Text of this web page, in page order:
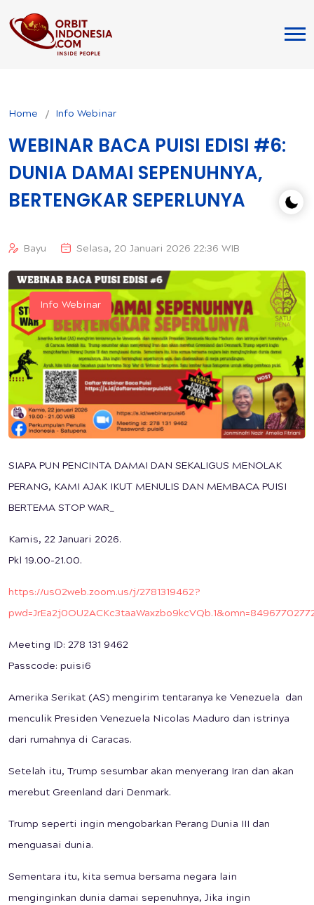
Home Info Webinar
WEBINAR BACA PUISI EDISI #6:
DUNIA DAMAI SEPENUHNYA,
BERTENGKAR SEPERLUNYA
Bayu Selasa, 20 Januari 2026 22:36 WIB
Info Webinar
SIAPA PUN PENCINTA DAMAI DAN SEKALIGUS MENOLAK
PERANG, KAMI AJAK IKUT MENULIS DAN MEMBACA PUISI
BERTEMA STOP WAR_
Kamis, 22 Januari 2026.
Pkl 19.00-21.00.
https://us02web.zoom.us/j/2781319462?
Meeting ID: 278 131 9462
Passcode: puisi6
Amerika Serikat (AS) mengirim tentaranya ke Venezuela dan
menculik Presiden Venezuela Nicolas Maduro dan istrinya
dari rumahnya di Caracas.
Setelah itu, Trump sesumbar akan menyerang Iran dan akan
merebut Greenland dari Denmark.
Trump seperti ingin mengobarkan Perang Dunia III dan
menguasai dunia.
Sementara itu, kita semua bersama negara lain
menginginkan dunia damai sepenuhnya, Jika ingin